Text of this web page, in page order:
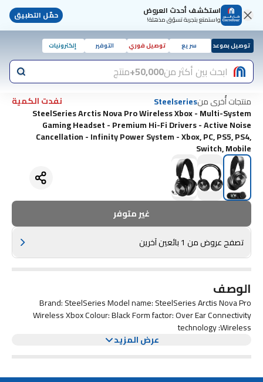
استكشف أحدث العروض
واستمتع بتجربة تسوّق مذهلة! حمّل التطبيق
توصيل بموعد سريع توصيل فوري التوفير إلكترونيات
ابحث بين أكثر من50,000+ منتج
منتجات أُخرى منSteelseries
نفدت الكمية
SteelSeries Arctis Nova Pro Wireless Xbox - Multi-System
Gaming Headset - Premium Hi-Fi Drivers - Active Noise
Cancellation - Infinity Power System - Xbox, PC, PS5, PS4,
Switch, Mobile
غير متوفر
تصفح عروض من 1 بائعين آخرين
الوصف
Brand: SteelSeries Model name: SteelSeries Arctis Nova Pro
Wireless Xbox Colour: Black Form factor: Over Ear Connectivity
technology :Wireless
عرض المزيد